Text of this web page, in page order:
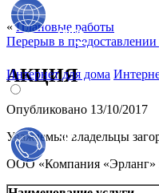
Интернет для дома
«Плановые работы
Перерыв в предоставлении
АКЦИЯ
Опубликовано 13/10/2017
Уважаемые владельцы
ООО «Компания «Эрланг»